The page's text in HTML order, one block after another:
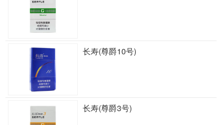
长寿(尊爵10号)
长寿(尊爵3号)